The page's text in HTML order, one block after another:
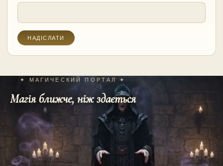
✦ МАГИЧЕСКИЙ ПОРТАЛ ✦
Магія ближче, ніж здається